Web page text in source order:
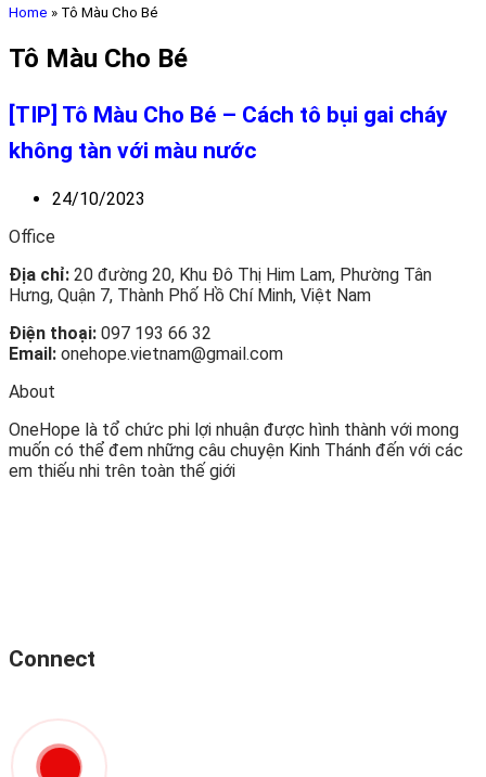
Home » Tô Màu Cho Bé
Tô Màu Cho Bé
[TIP] Tô Màu Cho Bé – Cách tô bụi gai cháy
không tàn với màu nước
24/10/2023
Office
Địa chỉ: 20 đường 20, Khu Đô Thị Him Lam, Phường Tân
Hưng, Quận 7, Thành Phố Hồ Chí Minh, Việt Nam
Điện thoại: 097 193 66 32
Email: onehope.vietnam@gmail.com
About
OneHope là tổ chức phi lợi nhuận được hình thành với mong
muốn có thể đem những câu chuyện Kinh Thánh đến với các
em thiếu nhi trên toàn thế giới
Connect